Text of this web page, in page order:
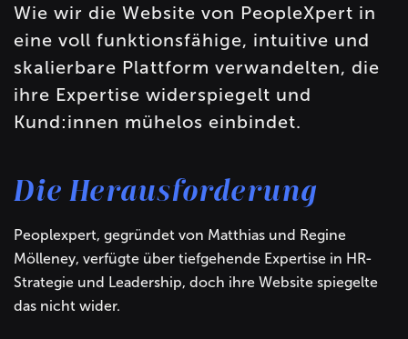
Wie wir die Website von PeopleXpert in
eine voll funktionsfähige, intuitive und
skalierbare Plattform verwandelten, die
ihre Expertise widerspiegelt und
Kund:innen mühelos einbindet.
Die Herausforderung
Peoplexpert, gegründet von Matthias und Regine
Mölleney, verfügte über tiefgehende Expertise in HR-
Strategie und Leadership, doch ihre Website spiegelte
das nicht wider.